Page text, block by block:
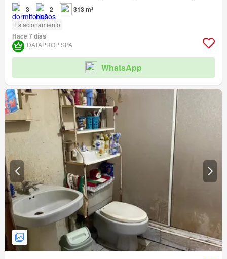
3 2 313 m²
Estacionamiento
Hace 7 días
DATAPROP SPA
WhatsApp